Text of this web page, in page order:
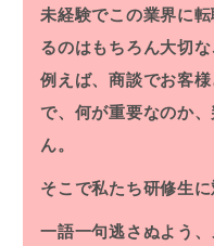
未経験でこの業界に転
るのはもちろん大切
例えば、商談でお客
で、何が重要なのか
ん。
そこで私たち研修生に
一語一句逃さぬよう